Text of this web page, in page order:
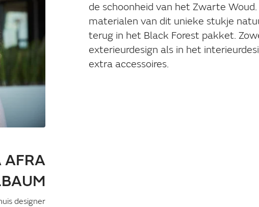
de schoonheid van het Zwarte
materialen van dit unieke stukje
terug in het Black Forest pakket.
exterieurdesign als in het
extra accessoires.
AFRA
designer